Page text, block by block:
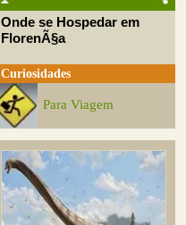
Onde se Hospedar em
FlorenÃ§a
Curiosidades
Para Viagem